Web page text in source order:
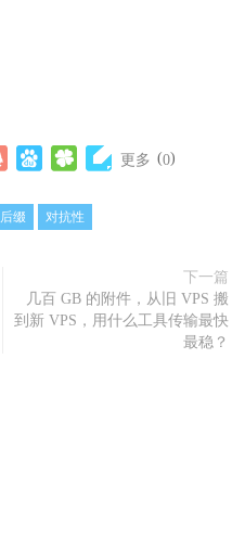
更多 (0)
后缀 对抗性
下一篇
几百 GB 的附件，从旧 VPS 搬
到新 VPS，用什么工具传输最快
最稳？